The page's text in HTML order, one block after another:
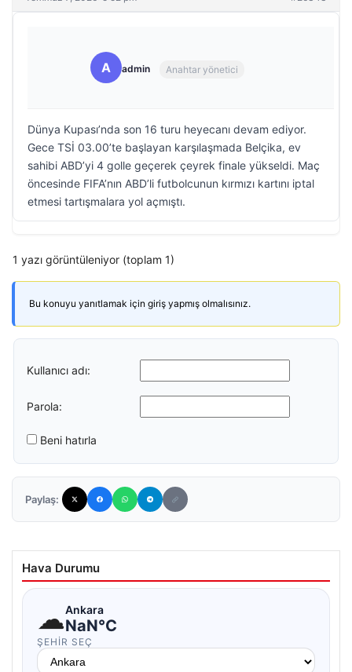
A admin Anahtar yönetici
Dünya Kupası’nda son 16 turu heyecanı devam ediyor.
Gece TSİ 03.00’te başlayan karşılaşmada Belçika, ev
sahibi ABD’yi 4 golle geçerek çeyrek finale yükseldi. Maç
öncesinde FIFA’nın ABD’li futbolcunun kırmızı kartını iptal
etmesi tartışmalara yol açmıştı.
1 yazı görüntüleniyor (toplam 1)
Bu konuyu yanıtlamak için giriş yapmış olmalısınız.
Kullanıcı adı:
Parola:
Beni hatırla
Paylaş:
Hava Durumu
☁Ankara
NaN°C
ŞEHIR SEÇ